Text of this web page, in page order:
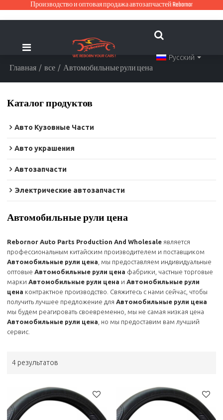
Производство и оптовая продажа автозапчастей Rebornor
Русский
Главная / все / Автомобильные рули цена
Каталог продуктов
Авто Кузовные Части
Авто украшения
Автозапчасти
Электрические автозапчасти
Автомобильные рули цена
Rebornor Auto Parts Production And Wholesale является
профессиональным китайским производителем и поставщиком
Автомобильные рули цена , мы предоставляем индивидуальные
оптовыеАвтомобильные рули цена фабрики, частные торговые
маркиАвтомобильные рули цена иАвтомобильные рули
цена контрактное производство. Свяжитесь с нами сейчас, чтобы
получить лучшее предложение дляАвтомобильные рули цена
мы будем реагировать своевременно, мы не самая низкая цена
Автомобильные рули цена , но мы предоставим вам лучший
сервис.
4 результатов